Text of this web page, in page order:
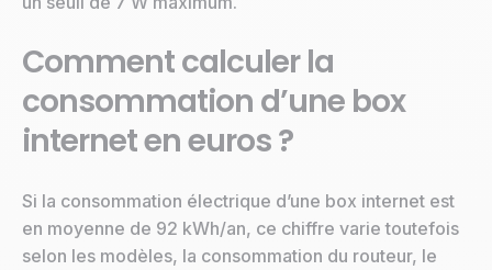
Comment calculer la
consommation d’une box
internet en euros ?
Si la consommation électrique d’une box internet est
en moyenne de 92 kWh/an, ce chiffre varie toutefois
selon les modèles, la consommation du routeur, le